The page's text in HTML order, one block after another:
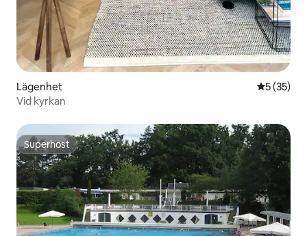
Lägenhet 5 av 5 i
5 (35)
Vid kyrkan
Superhost
Superhost